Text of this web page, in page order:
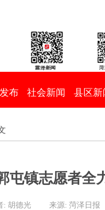
布 社会新闻 县区新
屯镇志愿者全
: 胡德光 来源: 菏泽日报